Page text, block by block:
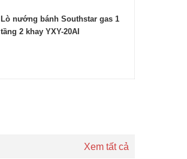
Lò nướng bánh Southstar gas 1
tầng 2 khay YXY-20AI
Xem tất cả